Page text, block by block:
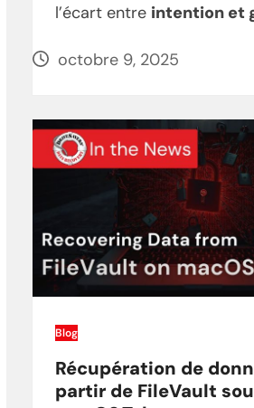
l’écart entre intention et
octobre 9, 2025
Blog
Récupération de
partir de FileVault